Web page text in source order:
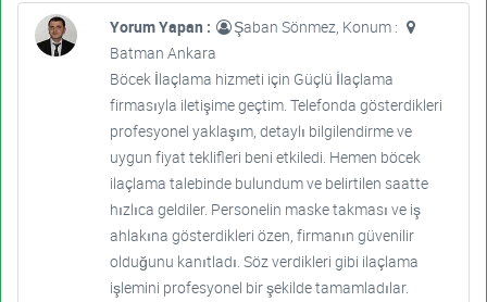
Yorum Yapan :
Şaban Sönmez, Konum :
Batman Ankara
Böcek İlaçlama hizmeti için Güçlü İlaçlama
firmasıyla iletişime geçtim. Telefonda gösterdikleri
profesyonel yaklaşım, detaylı bilgilendirme ve
uygun fiyat teklifleri beni etkiledi. Hemen böcek
ilaçlama talebinde bulundum ve belirtilen saatte
hızlıca geldiler. Personelin maske takması ve iş
ahlakına gösterdikleri özen, firmanın güvenilir
olduğunu kanıtladı. Söz verdikleri gibi ilaçlama
işlemini profesyonel bir şekilde tamamladılar.